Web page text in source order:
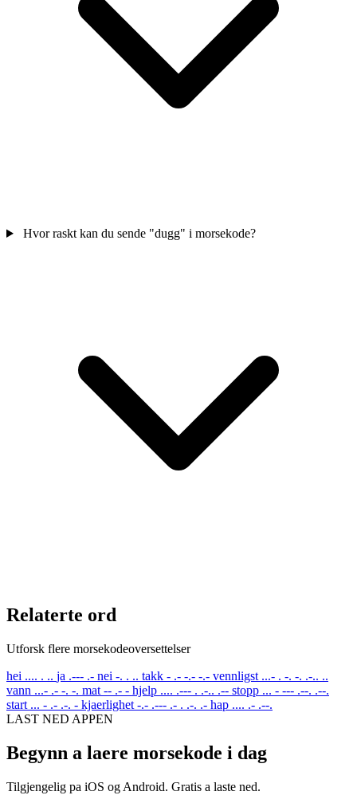
Hvor raskt kan du sende "dugg" i morsekode?
Relaterte ord
Utforsk flere morsekodeoversettelser
hei .... . .. ja .--- .- nei -. . .. takk - .- -.- -.- vennligst ...- . -. -. .-.. ..
vann ...- .- -. -. mat -- .- - hjelp .... .--- . .-.. .-- stopp ... - --- .--. .--.
start ... - .- .-. - kjaerlighet -.- .--- .- . .-. .- hap .... .- .--.
LAST NED APPEN
Begynn a laere morsekode i dag
Tilgjengelig pa iOS og Android. Gratis a laste ned.